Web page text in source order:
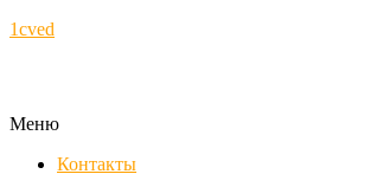
1cved
Меню
Контакты